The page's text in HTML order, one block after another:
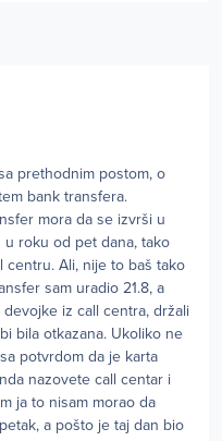
prethodnim postom, o
bank transfera.
mora da se izvrši u
roku od pet dana, tako
centru. Ali, nije to baš tako
sam uradio 21.8, a
iz call centra, držali
bila otkazana. Ukoliko ne
potvrdom da je karta
nazovete call centar i
ja to nisam morao da
a pošto je taj dan bio